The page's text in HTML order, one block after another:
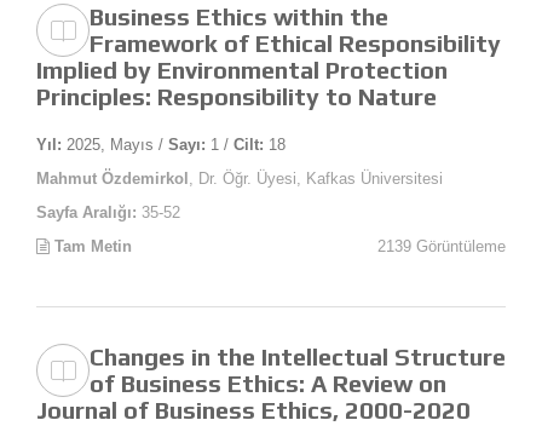
Business Ethics within the
Framework of Ethical Responsibility
Implied by Environmental Protection
Principles: Responsibility to Nature
Yıl: 2025, Mayıs / Sayı: 1 / Cilt: 18
Mahmut Özdemirkol , Dr. Öğr. Üyesi, Kafkas Üniversitesi
Sayfa Aralığı: 35-52
Tam Metin
2139 Görüntüleme
Changes in the Intellectual Structure
of Business Ethics: A Review on
Journal of Business Ethics, 2000-2020